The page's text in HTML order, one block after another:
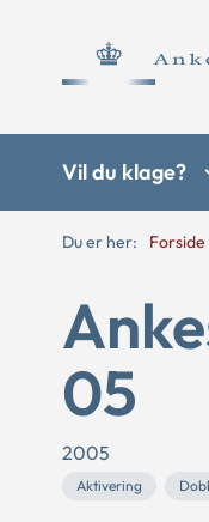
Vil du klage?
Du er her: Forside
05
2005
Aktivering